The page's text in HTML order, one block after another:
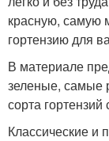
красную, самую
гортензию для
В материале
зеленые, самые
сорта
Классические и